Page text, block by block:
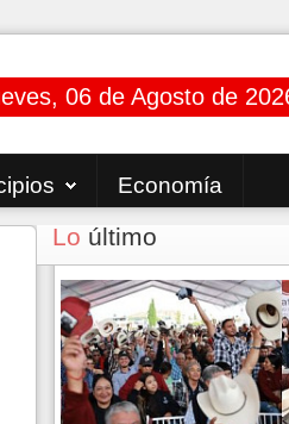
06 de Agosto de
Economía
Lo último